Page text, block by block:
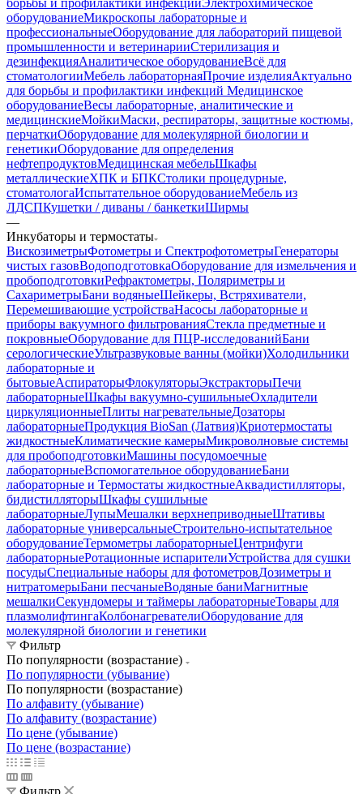
оборудованиеМикроскопы лабораторные и
профессиональныеОборудование для лабораторий пищевой
промышленности и ветеринарииСтерилизация и
дезинфекцияАналитическое оборудованиеВсё для
стоматологииМебель лабораторнаяПрочие изделияАктуально
для борьбы и профилактики инфекций Медицинское
оборудованиеВесы лабораторные, аналитические и
медицинскиеМойкиМаски, респираторы, защитные костюмы,
перчаткиОборудование для молекулярной биологии и
генетикиОборудование для определения
нефтепродуктовМедицинская мебельШкафы
металлическиеХПК и БПКСтолики процедурные,
стоматологаИспытательное оборудованиеМебель из
ЛДСПКушетки / диваны / банкеткиШирмы
—
Инкубаторы и термостаты
ВискозиметрыФотометры и СпектрофотометрыГенераторы
чистых газовВодоподготовкаОборудование для измельчения и
пробоподготовкиРефрактометры, Поляриметры и
СахариметрыБани водяныеШейкеры, Встряхиватели,
Перемешивающие устройстваНасосы лабораторные и
приборы вакуумного фильтрованияСтекла предметные и
покровныеОборудование для ПЦР-исследованийБани
серологическиеУльтразвуковые ванны (мойки)Холодильники
лабораторные и
бытовыеАспираторыФлокуляторыЭкстракторыПечи
лабораторныеШкафы вакуумно-сушильныеОхладители
циркуляционныеПлиты нагревательныеДозаторы
лабораторныеПродукция BioSan (Латвия)Криотермостаты
жидкостныеКлиматические камерыМикроволновые системы
для пробоподготовкиМашины посудомоечные
лабораторныеВспомогательное оборудованиеБани
лабораторные и Термостаты жидкостныеАквадистилляторы,
бидистилляторыШкафы сушильные
лабораторныеЛупыМешалки верхнеприводныеШтативы
лабораторные универсальныеСтроительно-испытательное
оборудованиеТермометры лабораторныеЦентрифуги
лабораторныеРотационные испарителиУстройства для сушки
посудыСпециальные наборы для фотометровДозиметры и
нитратомерыБани песчаныеВодяные баниМагнитные
мешалкиСекундомеры и таймеры лабораторныеТовары для
плазмолифтингаКолбонагревателиОборудование для
молекулярной биологии и генетики
Фильтр
По популярности (возрастание)
По популярности (убывание)
По популярности (возрастание)
По алфавиту (убывание)
По алфавиту (возрастание)
По цене (убывание)
По цене (возрастание)
Фильтр